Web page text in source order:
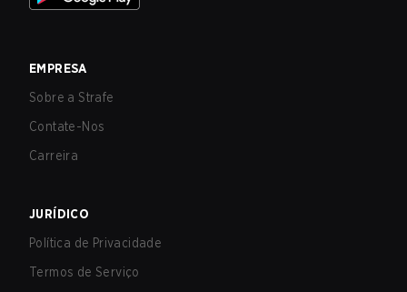
EMPRESA
Sobre a Strafe
Contate-Nos
Carreira
JURÍDICO
Política de Privacidade
Termos de Serviço